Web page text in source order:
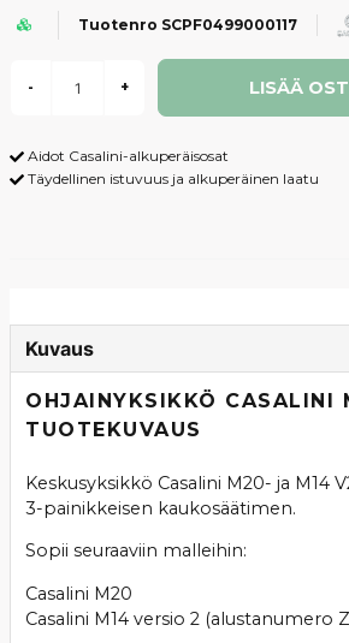
Tuotenro SCPF0499000117
- + LISÄÄ
Aidot Casalini-alkuperäisosat
Täydellinen istuvuus ja alkuperäinen laatu
Kuvaus
OHJAINYKSIKKÖ CASALINI
TUOTEKUVAUS
Keskusyksikkö Casalini M20- ja M14
3-painikkeisen kaukosäätimen.
Sopii seuraaviin malleihin:
Casalini M20
Casalini M14 versio 2 (alustanumero